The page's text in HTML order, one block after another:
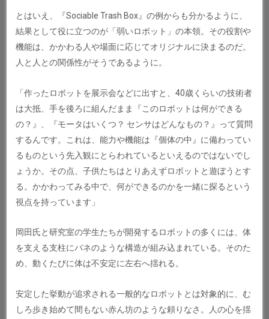
とはいえ、『Sociable Trash Box』の例からも分かるように、
結果として役に立つのが「弱いロボット」の本領。その役割や
機能は、かかわる人や場面に応じてオリジナルに決まるのだ。
人と人との関係性がそうであるように。
「作ったロボットを展示会などに出すと、40歳くらいの技術者
は大抵、手を後ろに組んだまま『このロボットは何ができる
の？』、『モータはいくつ？ センサはどんなもの？』って質問
するんです。これは、能力や機能は『個体の中』に備わってい
るものという先入観にとらわれているといえるのではないでし
ょうか。その点、子供たちはとりあえずロボットと遊ぼうとす
る。かかわってみる中で、何ができるのかを一緒に探るという
視点を持っています」
岡田氏と研究室の学生たちが開発するロボットの多くには、体
を支える支柱にバネのような構造が組み込まれている。そのた
め、動くたびに体は不安定に左右へ揺れる。
安定した挙動が追求される一般的なロボットとは対象的に、む
しろ歩き始めて間もない赤ん坊のような頼りなさ。人の心を揺